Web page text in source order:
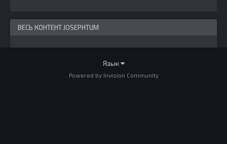
ВЕСЬ КОНТЕНТ JOSEPHTUM
Язык
Powered by Invision Community